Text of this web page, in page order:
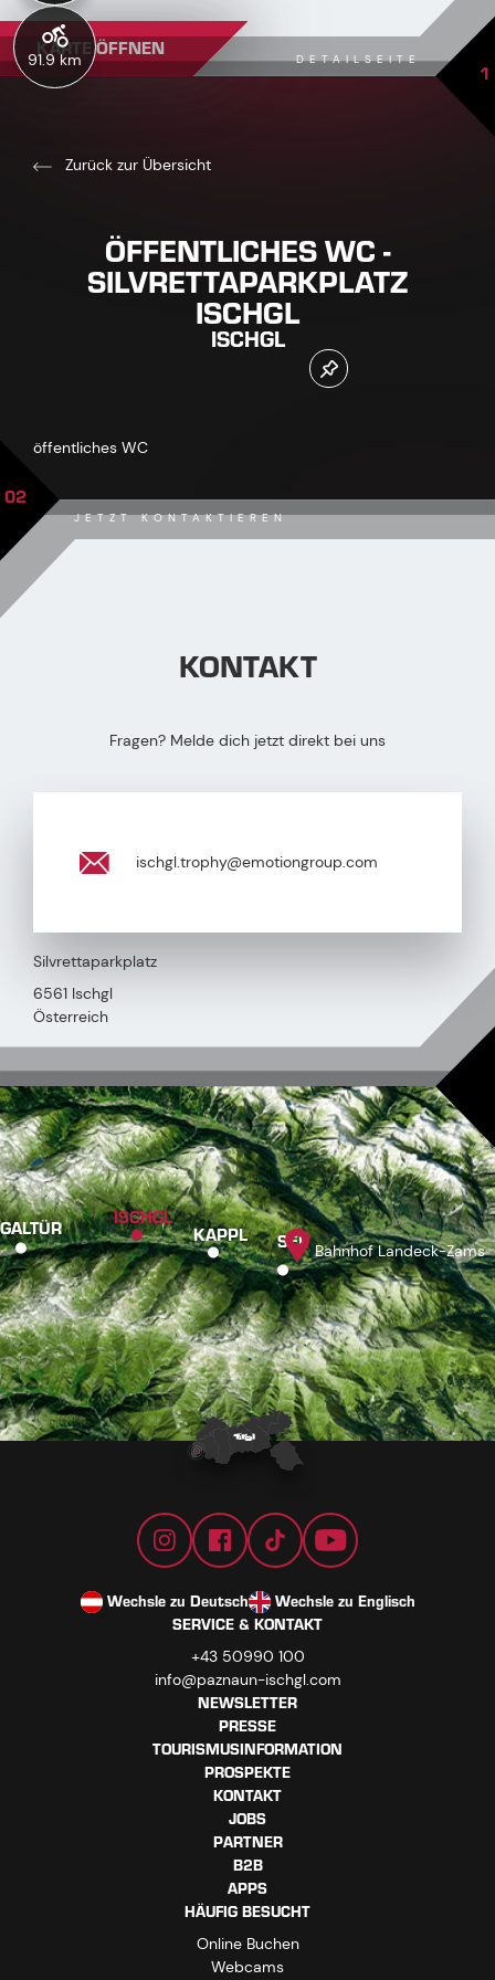
91.9 km
KARTE ÖFFNEN DETAILSEITE 1
Zurück zur Übersicht
ÖFFENTLICHES WC -
SILVRETTAPARKPLATZ
ISCHGL
ISCHGL
öffentliches WC
JETZT KONTAKTIEREN
02
KONTAKT
Fragen? Melde dich jetzt direkt bei uns
ischgl.trophy@emotiongroup.com
Silvrettaparkplatz
6561 Ischgl
Österreich
GALTÜR ISCHGL
KAPPL SEE Bahnhof Landeck-Zams
Wechsle zu Deutsch
Wechsle zu Englisch
SERVICE & KONTAKT
+43 50990 100
info@paznaun-ischgl.com
NEWSLETTER
PRESSE
TOURISMUSINFORMATION
PROSPEKTE
KONTAKT
JOBS
PARTNER
B2B
APPS
HÄUFIG BESUCHT
Online Buchen
Webcams